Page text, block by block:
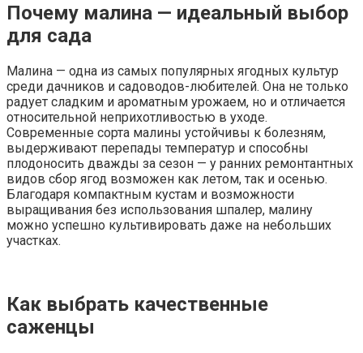
Почему малина — идеальный выбор
для сада
Малина — одна из самых популярных ягодных культур
среди дачников и садоводов-любителей. Она не только
радует сладким и ароматным урожаем, но и отличается
относительной неприхотливостью в уходе.
Современные сорта малины устойчивы к болезням,
выдерживают перепады температур и способны
плодоносить дважды за сезон — у ранних ремонтантных
видов сбор ягод возможен как летом, так и осенью.
Благодаря компактным кустам и возможности
выращивания без использования шпалер, малину
можно успешно культивировать даже на небольших
участках.
Как выбрать качественные
саженцы